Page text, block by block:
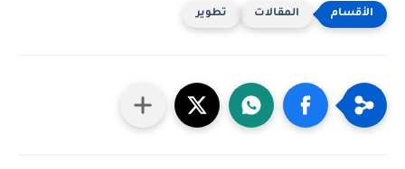
المقالات تطوير